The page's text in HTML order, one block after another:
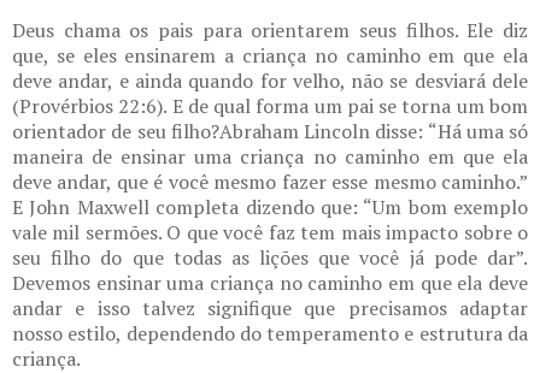
Deus chama os pais para orientarem seus filhos. Ele diz
que, se eles ensinarem a criança no caminho em que ela
deve andar, e ainda quando for velho, não se desviará dele
(Provérbios 22:6). E de qual forma um pai se torna um bom
orientador de seu filho?Abraham Lincoln disse: “Há uma só
maneira de ensinar uma criança no caminho em que ela
deve andar, que é você mesmo fazer esse mesmo caminho.”
E John Maxwell completa dizendo que: “Um bom exemplo
vale mil sermões. O que você faz tem mais impacto sobre o
seu filho do que todas as lições que você já pode dar”.
Devemos ensinar uma criança no caminho em que ela deve
andar e isso talvez signifique que precisamos adaptar
nosso estilo, dependendo do temperamento e estrutura da
criança.